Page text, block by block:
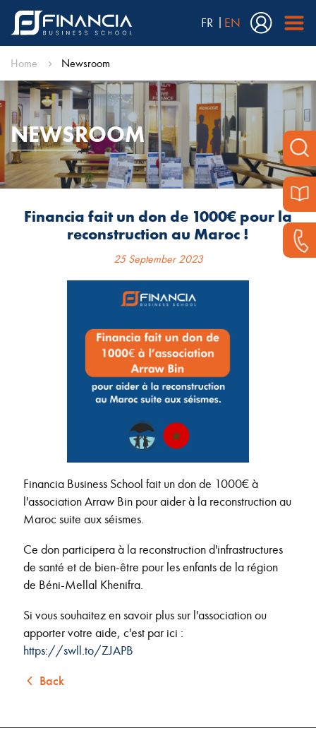
FR EN
Home Newsroom
NEWSROOM
Financia fait un don de 1000€ pour la
reconstruction au Maroc !
25 September 2023
Financia Business School fait un don de 1000€ à
l'association Arraw Bin pour aider à la reconstruction au
Maroc suite aux séismes.
Ce don participera à la reconstruction d'infrastructures
de santé et de bien-être pour les enfants de la région
de Béni-Mellal Khenifra.
Si vous souhaitez en savoir plus sur l'association ou
apporter votre aide, c'est par ici :
https://swll.to/ZJAPB
Back